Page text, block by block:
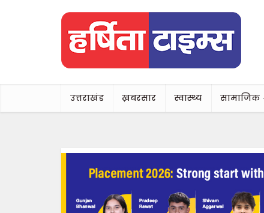
उत्तराखंड ख़बरसार स्वास्थ्य सामाजिक